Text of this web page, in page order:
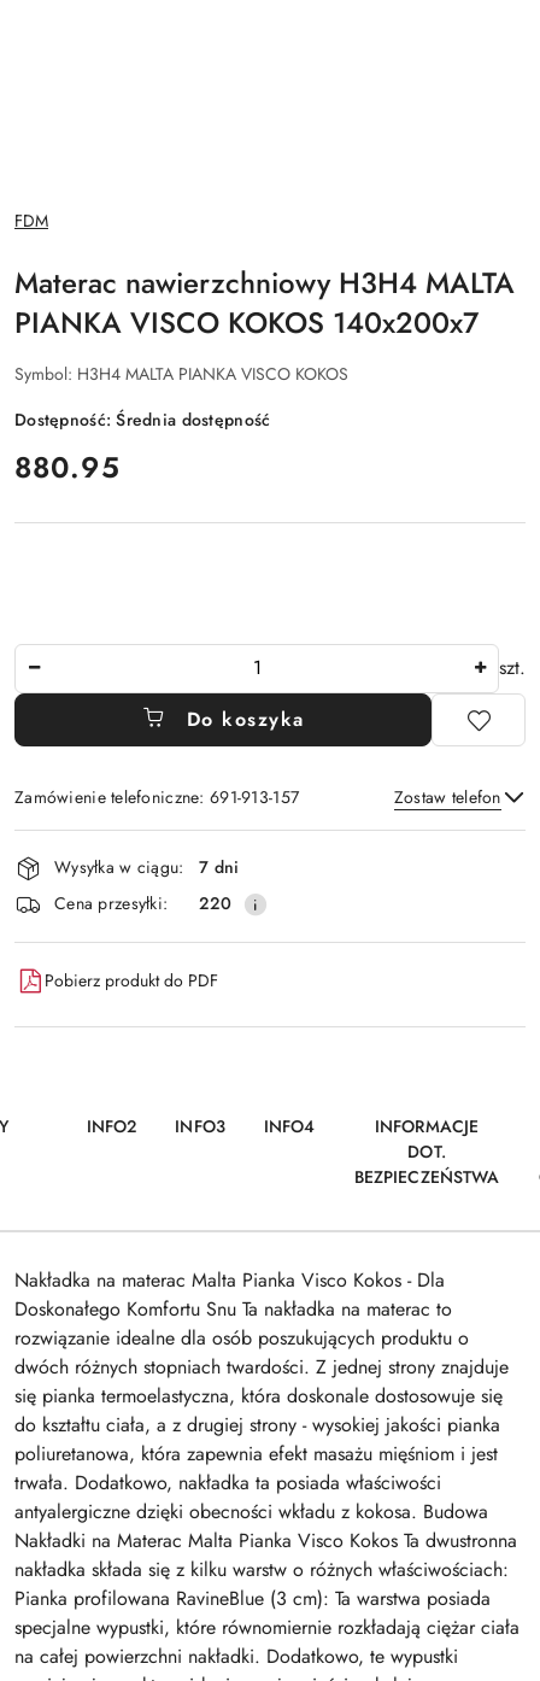
NAZWA
PRODUCENTA:
FDM
Materac nawierzchniowy H3H4 MALTA
PIANKA VISCO KOKOS 140x200x7
Symbol: H3H4 MALTA PIANKA VISCO KOKOS
Dostępność:Średnia dostępność
cena:
880.95
szt.
Do koszyka
Zamówienie telefoniczne: 691-913-157 Zostaw telefon
Wyślij
Dostępność
i
dostawa
Wysyłka w ciągu:
7 dni
Cena przesyłki:
220
Pobierz produkt do PDF
INFO2 INFO3 INFO4
INFORMACJE
DOT.
BEZPIECZEŃSTWA
Nakładka na materac Malta Pianka Visco Kokos - Dla
Doskonałego Komfortu Snu Ta nakładka na materac to
rozwiązanie idealne dla osób poszukujących produktu o
dwóch różnych stopniach twardości. Z jednej strony znajduje
się pianka termoelastyczna, która doskonale dostosowuje się
do kształtu ciała, a z drugiej strony - wysokiej jakości pianka
poliuretanowa, która zapewnia efekt masażu mięśniom i jest
trwała. Dodatkowo, nakładka ta posiada właściwości
antyalergiczne dzięki obecności wkładu z kokosa. Budowa
Nakładki na Materac Malta Pianka Visco Kokos Ta dwustronna
nakładka składa się z kilku warstw o różnych właściwościach:
Pianka profilowana RavineBlue (3 cm): Ta warstwa posiada
specjalne wypustki, które równomiernie rozkładają ciężar ciała
na całej powierzchni nakładki. Dodatkowo, te wypustki